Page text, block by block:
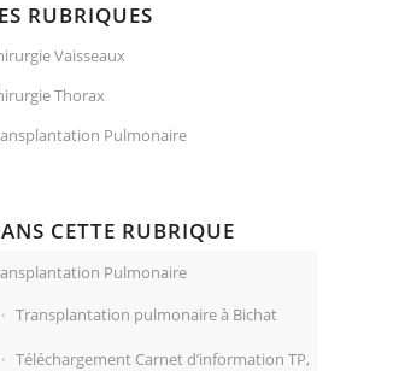
RUBRIQUES
Vaisseaux
Thorax
Pulmonaire
CETTE RUBRIQUE
Pulmonaire
Transplantation pulmonaire à Bichat
Téléchargement Carnet d’information TP,